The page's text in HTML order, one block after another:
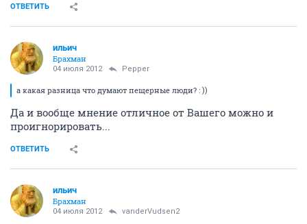
ОТВЕТИТЬ
ильич
Брахман
04 июля 2012 Pepper
а какая разница что думают пещерные люди? : ))
Да и вообще мнение отличное от Вашего можно и
проигнорировать...
ОТВЕТИТЬ
ильич
Брахман
04 июля 2012 vanderVudsen2